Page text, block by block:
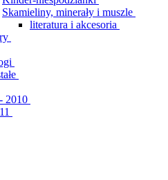
Skamieliny, minerały i muszle
literatura i akcesoria
2010